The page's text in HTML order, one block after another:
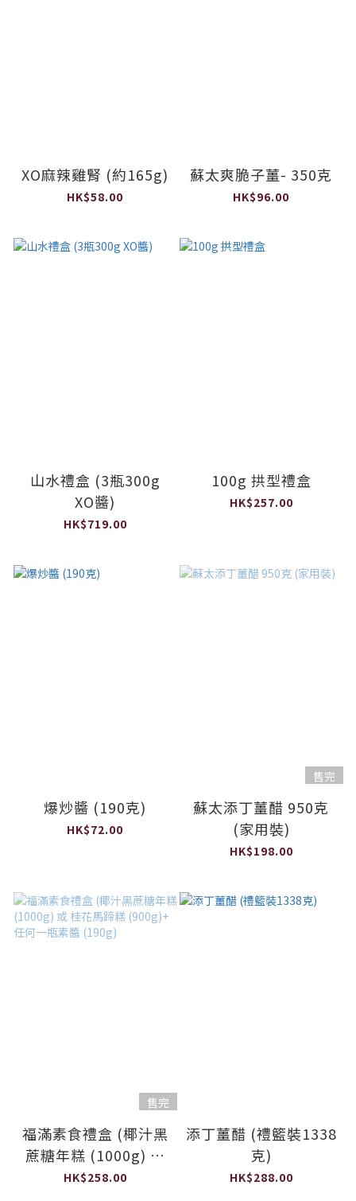
XO麻辣雞腎 (約165g)
HK$58.00
蘇太爽脆子薑- 350克
HK$96.00
山水禮盒 (3瓶300g
XO醬)
HK$719.00
100g 拱型禮盒
HK$257.00
爆炒醬 (190克)
HK$72.00
售完
蘇太添丁薑醋 950克
(家用裝)
HK$198.00
售完
福滿素食禮盒 (椰汁黑
蔗糖年糕 (1000g) 或
桂花馬蹄糕 (900g)+
HK$258.00
添丁薑醋 (禮籃裝1338
克)
HK$288.00